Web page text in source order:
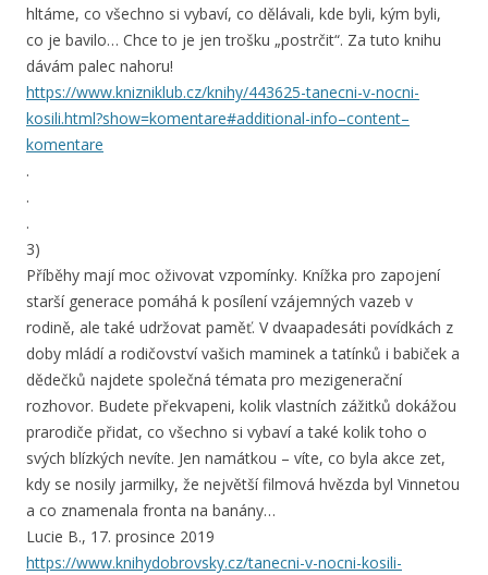
hltáme, co všechno si vybaví, co dělávali, kde byli, kým byli,
co je bavilo… Chce to je jen trošku „postrčit“. Za tuto knihu
dávám palec nahoru!
https://www.knizniklub.cz/knihy/443625-tanecni-v-nocni-
kosili.html?show=komentare#additional-info–content–
komentare
.
.
.
3)
Příběhy mají moc oživovat vzpomínky. Knížka pro zapojení
starší generace pomáhá k posílení vzájemných vazeb v
rodině, ale také udržovat paměť. V dvaapadesáti povídkách z
doby mládí a rodičovství vašich maminek a tatínků i babiček a
dědečků najdete společná témata pro mezigenerační
rozhovor. Budete překvapeni, kolik vlastních zážitků dokážou
prarodiče přidat, co všechno si vybaví a také kolik toho o
svých blízkých nevíte. Jen namátkou – víte, co byla akce zet,
kdy se nosily jarmilky, že největší filmová hvězda byl Vinnetou
a co znamenala fronta na banány…
Lucie B., 17. prosince 2019
https://www.knihydobrovsky.cz/tanecni-v-nocni-kosili-